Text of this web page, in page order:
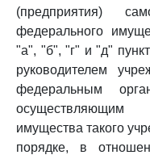
(предприятия)
федерального
"а", "б", "г" и "д"
руководителем
федеральным
осуществляющим
имущества такого
порядке, в